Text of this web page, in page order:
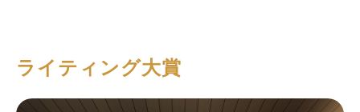
ライティング大賞